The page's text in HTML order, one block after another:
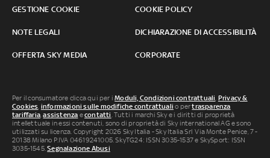
GESTIONE COOKIE COOKIE POLICY
NOTE LEGALI DICHIARAZIONE DI ACCESSIBILITÀ
OFFERTA SKY MEDIA CORPORATE
Per il consumatore clicca qui per iModuli, Condizioni contrattuali, Privacy &
Cookies, informazioni sulle modifiche contrattuali o pertrasparenza
tariffaria,assistenza econtatti. Tutti i marchi Sky e i diritti di proprietà
intellettuale in essi contenuti, sono di proprietà di Sky international AG e sono
utilizzati su licenza. Copyright 2026 Sky Italia - Sky Italia Srl Via Monte Penice, 7 -
20138 Milano P.IVA 04619241005. SkyTG24: ISSN 3035-1537 e SkySport: ISSN
3035-1545.Segnalazione Abusi